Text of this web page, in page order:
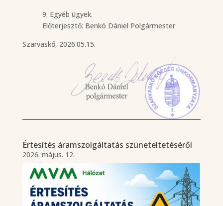
9. Egyéb ügyek.
Előterjesztő: Benkó Dániel Polgármester
Szarvaskő, 2026.05.15.
Értesítés áramszolgáltatás szüneteltetéséről
2026. május. 12.